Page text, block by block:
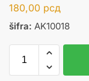
180,00 рсд
šifra: AK10018